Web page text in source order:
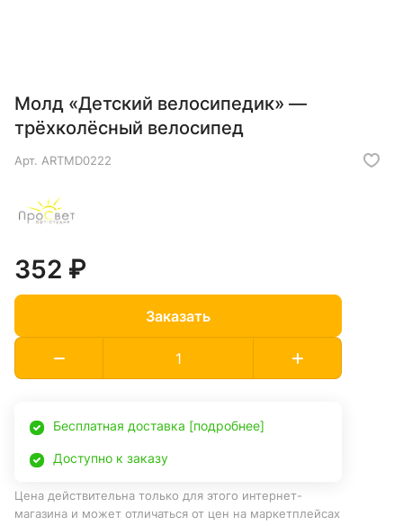
Молд «Детский велосипедик» —
трёхколёсный велосипед
Арт. ARTMD0222
352 ₽
Заказать
Бесплатная доставка [подробнее]
Доступно к заказу
Цена действительна только для этого интернет-
магазина и может отличаться от цен на маркетплейсах